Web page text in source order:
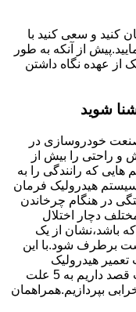
کنید و سعی کنید با
از آنکه به طور
از عهده نگاه داشتن
خودروسازی در
و راحتی را بیش از
هایی که رانندگی را به
هیدرولیک فرمان
در هنگام چرخاندن
دچار اختلال
باشد،نشان از یک
برطرف شود.با این
هیدرولیک
فرمان،با این علل آشنا شوید.در این مطلب قصد داریم به 5 علت
بپردازیم.همراهمان